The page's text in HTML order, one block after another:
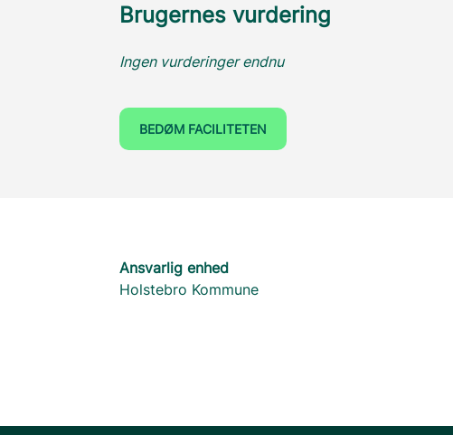
Brugernes vurdering
Ingen vurderinger endnu
BEDØM FACILITETEN
Ansvarlig enhed
Holstebro Kommune